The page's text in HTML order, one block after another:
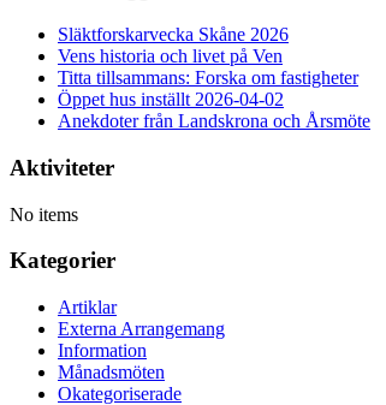
Släktforskarvecka Skåne 2026
Vens historia och livet på Ven
Titta tillsammans: Forska om fastigheter
Öppet hus inställt 2026-04-02
Anekdoter från Landskrona och Årsmöte
Aktiviteter
No items
Kategorier
Artiklar
Externa Arrangemang
Information
Månadsmöten
Okategoriserade